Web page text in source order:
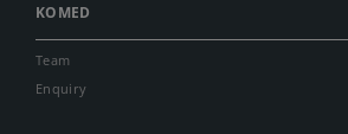
KOMED
Team
Enquiry